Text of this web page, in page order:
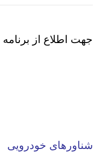
جهت اطلاع از
شناورهای خودرویی